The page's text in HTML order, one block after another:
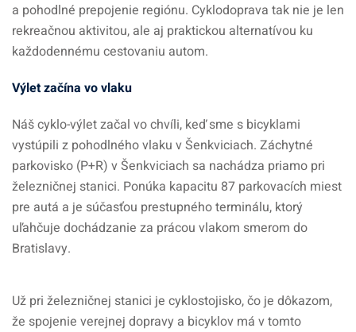
a pohodlné prepojenie regiónu. Cyklodoprava tak nie je len
rekreačnou aktivitou, ale aj praktickou alternatívou ku
každodennému cestovaniu autom.
Výlet začína vo vlaku
Náš cyklo-výlet začal vo chvíli, keď sme s bicyklami
vystúpili z pohodlného vlaku v Šenkviciach. Záchytné
parkovisko (P+R) v Šenkviciach sa nachádza priamo pri
železničnej stanici. Ponúka kapacitu 87 parkovacích miest
pre autá a je súčasťou prestupného terminálu, ktorý
uľahčuje dochádzanie za prácou vlakom smerom do
Bratislavy.
Už pri železničnej stanici je cyklostojisko, čo je dôkazom,
že spojenie verejnej dopravy a bicyklov má v tomto